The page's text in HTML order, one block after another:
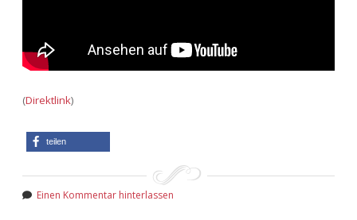
(Direktlink)
teilen
Einen Kommentar hinterlassen